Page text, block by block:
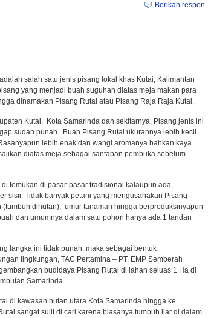
Berikan respon
salah satu jenis pisang lokal khas Kutai, Kalimantan
yang menjadi buah suguhan diatas meja makan para
dinamakan Pisang Rutai atau Pisang Raja Raja Kutai.
Kutai, Kota Samarinda dan sekitarnya. Pisang jenis ini
sudah punah. Buah Pisang Rutai ukurannya lebih kecil
lebih enak dan wangi aromanya bahkan kaya
diatas meja sebagai santapan pembuka sebelum
temukan di pasar-pasar tradisional kalaupun ada,
sisir. Tidak banyak petani yang mengusahakan Pisang
dihutan), umur tanaman hingga berproduksinyapun
dan umumnya dalam satu pohon hanya ada 1 tandan
langka ini tidak punah, maka sebagai bentuk
lingkungan, TAC Pertamina – PT. EMP Semberah
budidaya Pisang Rutai di lahan seluas 1 Ha di
Samarinda.
di kawasan hutan utara Kota Samarinda hingga ke
sangat sulit di cari karena biasanya tumbuh liar di dalam